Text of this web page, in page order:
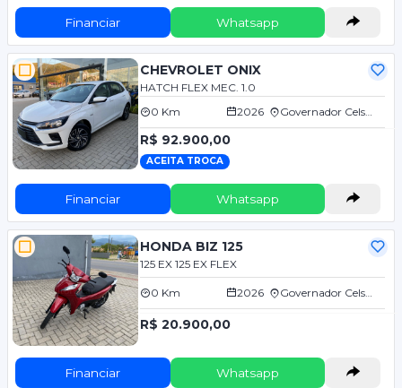
Financiar Whatsapp
CHEVROLET ONIX
HATCH FLEX MEC. 1.0
0 Km
2026 Governador Celso Ramos/SC
R$ 92.900,00
ACEITA TROCA
Financiar Whatsapp
HONDA BIZ 125
125 EX 125 EX FLEX
0 Km 2026 Governador Celso Ramos/SC
R$ 20.900,00
Financiar Whatsapp